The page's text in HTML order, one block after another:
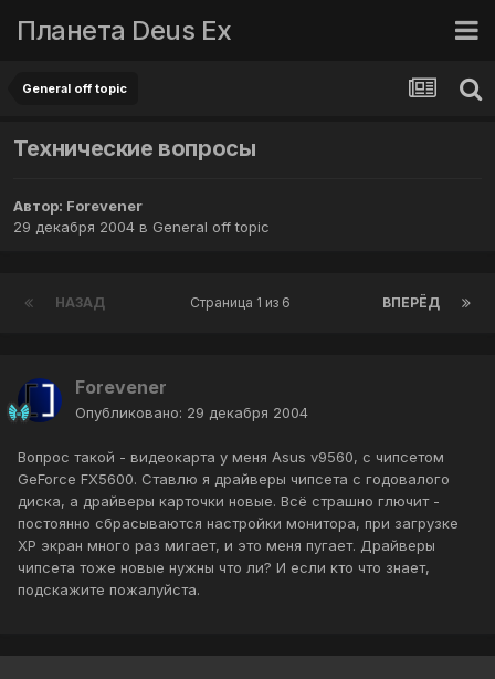
Планета Deus Ex
General off topic
Технические вопросы
Автор: Forevener
29 декабря 2004 в General off topic
НАЗАД ВПЕРЁД
Страница 1 из 6
Forevener
Опубликовано: 29 декабря 2004
Вопрос такой - видеокарта у меня Asus v9560, с чипсетом
GeForce FX5600. Ставлю я драйверы чипсета с годовалого
диска, а драйверы карточки новые. Всё страшно глючит -
постоянно сбрасываются настройки монитора, при загрузке
XP экран много раз мигает, и это меня пугает. Драйверы
чипсета тоже новые нужны что ли? И если кто что знает,
подскажите пожалуйста.